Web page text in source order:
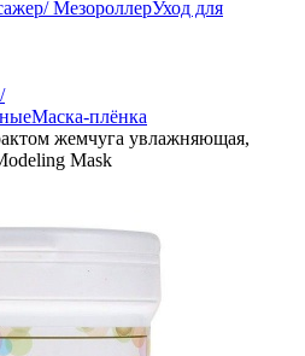
МезороллерУход для
Маска-плёнка
жемчуга увлажняющая,
Mask